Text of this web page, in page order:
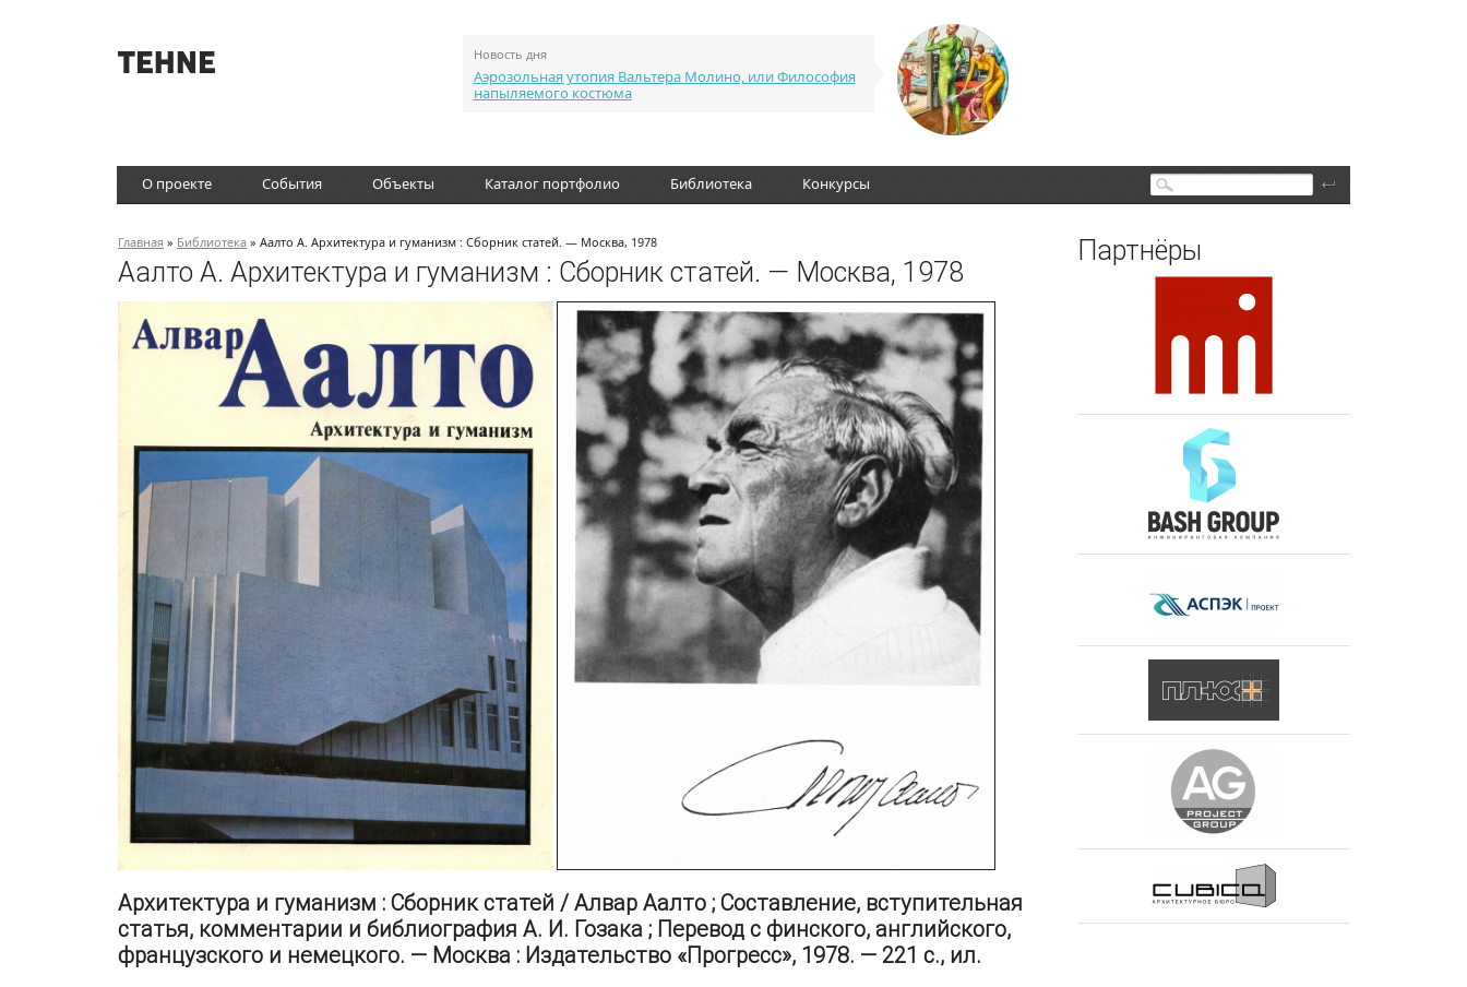
Новость дня
Аэрозольная утопия Вальтера Молино, или Философия
напыляемого костюма
О проекте События Объекты Каталог портфолио Библиотека Конкурсы Поиск
Главная » Библиотека » Аалто А. Архитектура и гуманизм : Сборник статей. — Москва, 1978
Аалто А. Архитектура и гуманизм : Сборник статей. — Москва, 1978
Архитектура и гуманизм : Сборник статей / Алвар Аалто ; Составление, вступительная
статья, комментарии и библиография А. И. Гозака ; Перевод с финского, английского,
французского и немецкого. — Москва : Издательство «Прогресс», 1978. — 221 с., ил.
Партнёры